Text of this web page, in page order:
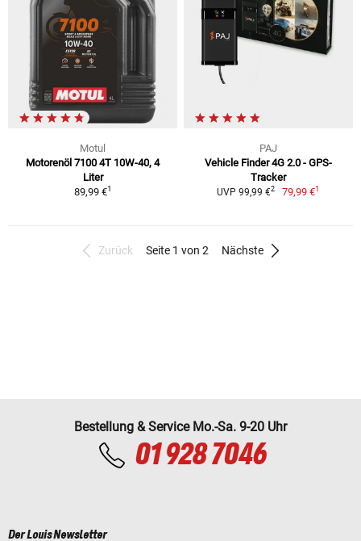
Motul
Motorenöl 7100 4T 10W-40, 4
Liter
89,99 €1
PAJ
Vehicle Finder 4G 2.0 - GPS-
Tracker
UVP 99,99 €2 79,99 €1
Zurück Seite 1 von 2 Nächste
Bestellung & Service Mo.-Sa. 9-20 Uhr
01 928 7046
Der Louis Newsletter